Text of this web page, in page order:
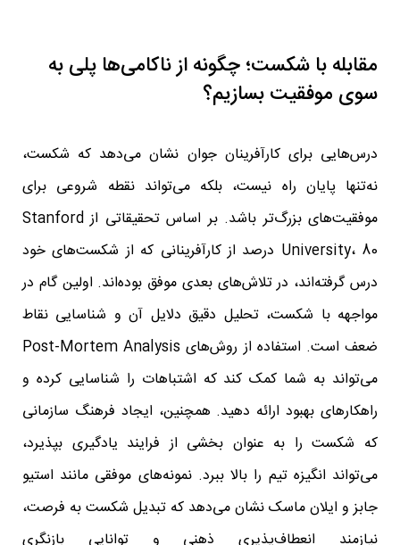
مقابله با شکست؛ چگونه از ناکامی‌ها پلی به
سوی موفقیت بسازیم؟
درس‌هایی برای کارآفرینان جوان نشان می‌دهد که شکست،
نه‌تنها پایان راه نیست، بلکه می‌تواند نقطه شروعی برای
موفقیت‌های بزرگ‌تر باشد. بر اساس تحقیقاتی از Stanford
University، 80 درصد از کارآفرینانی که از شکست‌های خود
درس گرفته‌اند، در تلاش‌های بعدی موفق بوده‌اند. اولین گام در
مواجهه با شکست، تحلیل دقیق دلایل آن و شناسایی نقاط
ضعف است. استفاده از روش‌های Post-Mortem Analysis
می‌تواند به شما کمک کند که اشتباهات را شناسایی کرده و
راهکارهای بهبود ارائه دهید. همچنین، ایجاد فرهنگ سازمانی
که شکست را به عنوان بخشی از فرایند یادگیری بپذیرد،
می‌تواند انگیزه تیم را بالا ببرد. نمونه‌های موفقی مانند استیو
جابز و ایلان ماسک نشان می‌دهد که تبدیل شکست به فرصت،
نیازمند انعطاف‌پذیری ذهنی و توانایی بازنگری